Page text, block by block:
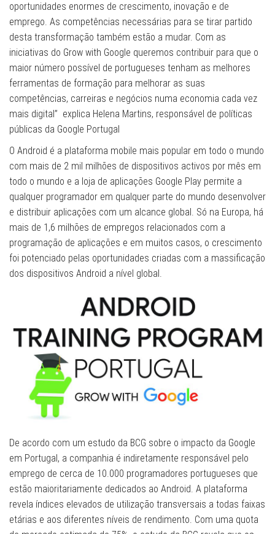
oportunidades enormes de crescimento, inovação e de
emprego. As competências necessárias para se tirar partido
desta transformação também estão a mudar. Com as
iniciativas do Grow with Google queremos contribuir para que o
maior número possível de portugueses tenham as melhores
ferramentas de formação para melhorar as suas
competências, carreiras e negócios numa economia cada vez
mais digital” explica Helena Martins, responsável de políticas
públicas da Google Portugal
O Android é a plataforma mobile mais popular em todo o mundo
com mais de 2 mil milhões de dispositivos activos por mês em
todo o mundo e a loja de aplicações Google Play permite a
qualquer programador em qualquer parte do mundo desenvolver
e distribuir aplicações com um alcance global. Só na Europa, há
mais de 1,6 milhões de empregos relacionados com a
programação de aplicações e em muitos casos, o crescimento
foi potenciado pelas oportunidades criadas com a massificação
dos dispositivos Android a nível global.
De acordo com um estudo da BCG sobre o impacto da Google
em Portugal, a companhia é indiretamente responsável pelo
emprego de cerca de 10.000 programadores portugueses que
estão maioritariamente dedicados ao Android. A plataforma
revela índices elevados de utilização transversais a todas faixas
etárias e aos diferentes níveis de rendimento. Com uma quota